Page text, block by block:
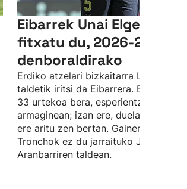
Eibarrek Unai Elgezabal
fitxatu du, 2026-2027
denboraldirako
Erdiko atzelari bizkaitarra Levante
taldetik iritsi da Eibarrera.
33 urtekoa bera, esperientzia du
armaginean; izan ere, duela hamar
ere aritu zen bertan. Gainera, Angel
Tronchok ez du jarraituko Jokin
Aranbarriren taldean.